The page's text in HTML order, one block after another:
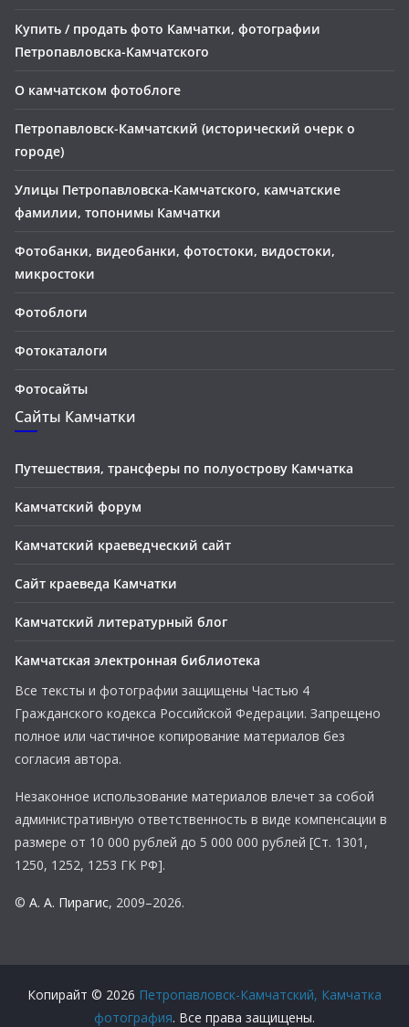
Купить / продать фото Камчатки, фотографии
Петропавловска-Камчатского
О камчатском фотоблоге
Петропавловск-Камчатский (исторический очерк о
городе)
Улицы Петропавловска-Камчатского, камчатские
фамилии, топонимы Камчатки
Фотобанки, видеобанки, фотостоки, видостоки,
микростоки
Фотоблоги
Фотокаталоги
Фотосайты
Сайты Камчатки
Путешествия, трансферы по полуострову Камчатка
Камчатский форум
Камчатский краеведческий сайт
Сайт краеведа Камчатки
Камчатский литературный блог
Камчатская электронная библиотека
Все тексты и фотографии защищены Частью 4
Гражданского кодекса Российской Федерации. Запрещено
полное или частичное копирование материалов без
согласия автора.
Незаконное использование материалов влечет за собой
административную ответственность в виде компенсации в
размере от 10 000 рублей до 5 000 000 рублей [Ст. 1301,
1250, 1252, 1253 ГК РФ].
© А. А. Пирагис, 2009–2026.
Копирайт © 2026 Петропавловск-Камчатский, Камчатка
фотография. Все права защищены.